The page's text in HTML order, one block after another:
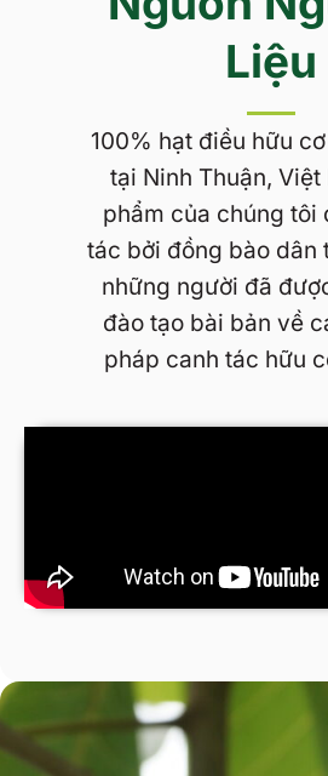
Liệu
100% hạt điều hữu
tại Ninh Thuận, Việt
phẩm của chúng tôi
tác bởi đồng bào dân
những người đã
đào tạo bài bản về
pháp canh tác hữu